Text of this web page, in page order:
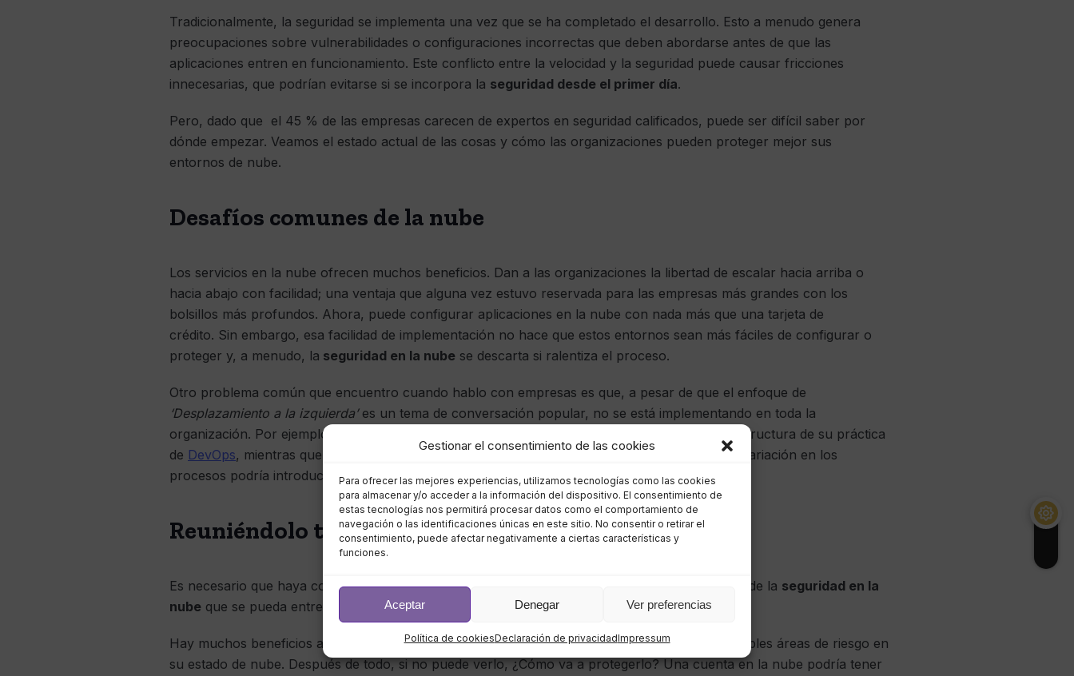
Gestionar el consentimiento de las cookies
Para ofrecer las mejores experiencias, utilizamos tecnologías como las cookies
para almacenar y/o acceder a la información del dispositivo. El consentimiento de
estas tecnologías nos permitirá procesar datos como el comportamiento de
navegación o las identificaciones únicas en este sitio. No consentir o retirar el
consentimiento, puede afectar negativamente a ciertas características y
funciones.
Aceptar Denegar Ver preferencias
Política de cookiesDeclaración de privacidadImpressum
Tradicionalmente, la seguridad se implementa una vez que se ha completado el desarrollo. Esto a menudo genera
preocupaciones sobre vulnerabilidades o configuraciones incorrectas que deben abordarse antes de que las
aplicaciones entren en funcionamiento. Este conflicto entre la velocidad y la seguridad puede causar fricciones
innecesarias, que podrían evitarse si se incorpora la seguridad desde el primer día.
Pero, dado que el 45 % de las empresas carecen de expertos en seguridad calificados, puede ser difícil saber por
dónde empezar. Veamos el estado actual de las cosas y cómo las organizaciones pueden proteger mejor sus
entornos de nube.
Desafíos comunes de la nube
Los servicios en la nube ofrecen muchos beneficios. Dan a las organizaciones la libertad de escalar hacia arriba o
hacia abajo con facilidad; una ventaja que alguna vez estuvo reservada para las empresas más grandes con los
bolsillos más profundos. Ahora, puede configurar aplicaciones en la nube con nada más que una tarjeta de
crédito. Sin embargo, esa facilidad de implementación no hace que estos entornos sean más fáciles de configurar o
proteger y, a menudo, la seguridad en la nube se descarta si ralentiza el proceso.
Otro problema común que encuentro cuando hablo con empresas es que, a pesar de que el enfoque de
‘Desplazamiento a la izquierda’es un tema de conversación popular, no se está implementando en toda la
organización. Por ejemplo, un equipo puede tener escaneos automatizados integrados en la estructura de su práctica
de DevOps, mientras que otros equipos verifican manualmente las solicitudes de cambio. Esta variación en los
procesos podría introducir un nivel significativo de riesgo.
Reuniéndolo todo
Es necesario que haya coherencia en toda la organización para producir un enfoque conjunto de la seguridad en la
nube que se pueda entregar a través de una plataforma de seguridad consolidada.
Hay muchos beneficios al usar una plataforma consolidada que ofrece una vista única de múltiples áreas de riesgo en
su estado de nube. Después de todo, si no puede verlo, ¿Cómo va a protegerlo? Una cuenta en la nube podría tener